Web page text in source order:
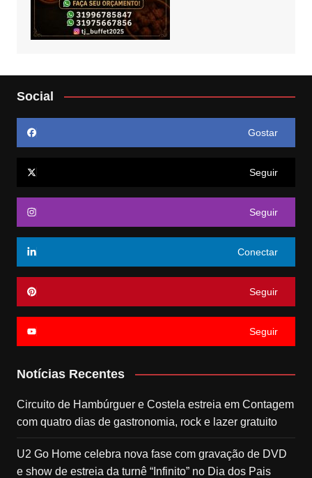
Social
Gostar
Seguir
Seguir
Conectar
Seguir
Seguir
Notícias Recentes
Circuito de Hambúrguer e Costela estreia em Contagem
com quatro dias de gastronomia, rock e lazer gratuito
U2 Go Home celebra nova fase com gravação de DVD
e show de estreia da turnê “Infinito” no Dia dos Pais